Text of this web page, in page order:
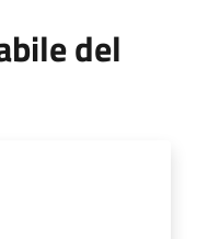
del